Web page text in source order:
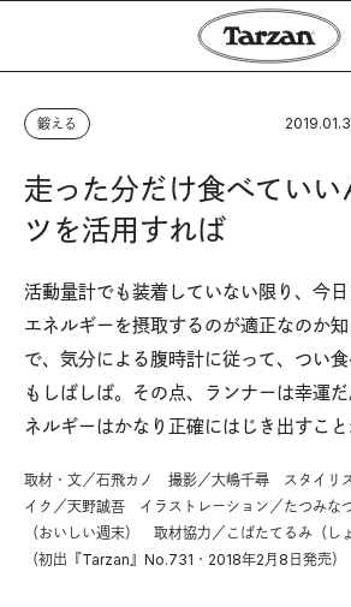
鍛える
走った分だけ食べていい
ツを活用すれば
活動量計でも装着していない限り、今
エネルギーを摂取するのが適正なのか
で、気分による腹時計に従って、つい
もしばしば。その点、ランナーは幸運
ネルギーはかなり正確にはじき出すこと
取材・文／石飛カノ 撮影／大嶋千尋 スタイリ
イク／天野誠吾 イラストレーション／たつみ
（おいしい週末） 取材協力／こばたてるみ（し
（初出『Tarzan』No.731・2018年2月8日発売）